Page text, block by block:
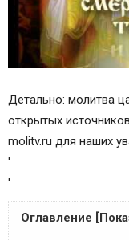
Детально: молитва
открытых
molitv.ru для наших
'
'
Оглавление